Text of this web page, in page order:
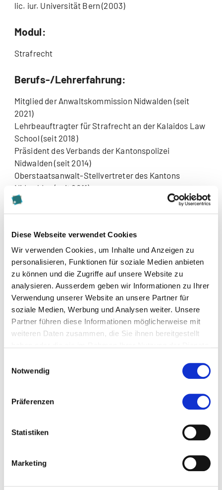
Diese Webseite verwendet Cookies
Wir verwenden Cookies, um Inhalte und Anzeigen zu
personalisieren, Funktionen für soziale Medien anbieten
zu können und die Zugriffe auf unsere Website zu
analysieren. Ausserdem geben wir Informationen zu Ihrer
Verwendung unserer Website an unsere Partner für
soziale Medien, Werbung und Analysen weiter. Unsere
Partner führen diese Informationen möglicherweise mit
weiteren Daten zusammen, die Sie ihnen bereitgestellt
Notwendig
Präferenzen
Statistiken
Marketing
lic. iur. Universität Bern (2003)
Modul:
Strafrecht
Berufs-/Lehrerfahrung:
Mitglied der Anwaltskommission Nidwalden (seit
2021)
Lehrbeauftragter für Strafrecht an der Kalaidos Law
School (seit 2018)
Präsident des Verbands der Kantonspolizei
Nidwalden (seit 2014)
Oberstaatsanwalt-Stellvertreter des Kantons
Nidwalden (seit 2011)
Gemeinderat der Gemeinde Ennetbürgen (2010 –
2014)
Nidwalden (2010)
Verhörrichter des Kantons Nidwalden (2007 – 2010)
Juristischer Mitarbeiter bei der Zuger Polizei (2007 –
2008)
Tätigkeit als Rechtsanwalt (2006 – 2009)
>Zum Interview mit Alexandre Vonwil